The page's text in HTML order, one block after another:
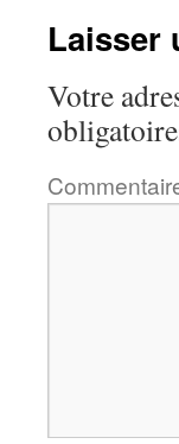
Laisser
Votre